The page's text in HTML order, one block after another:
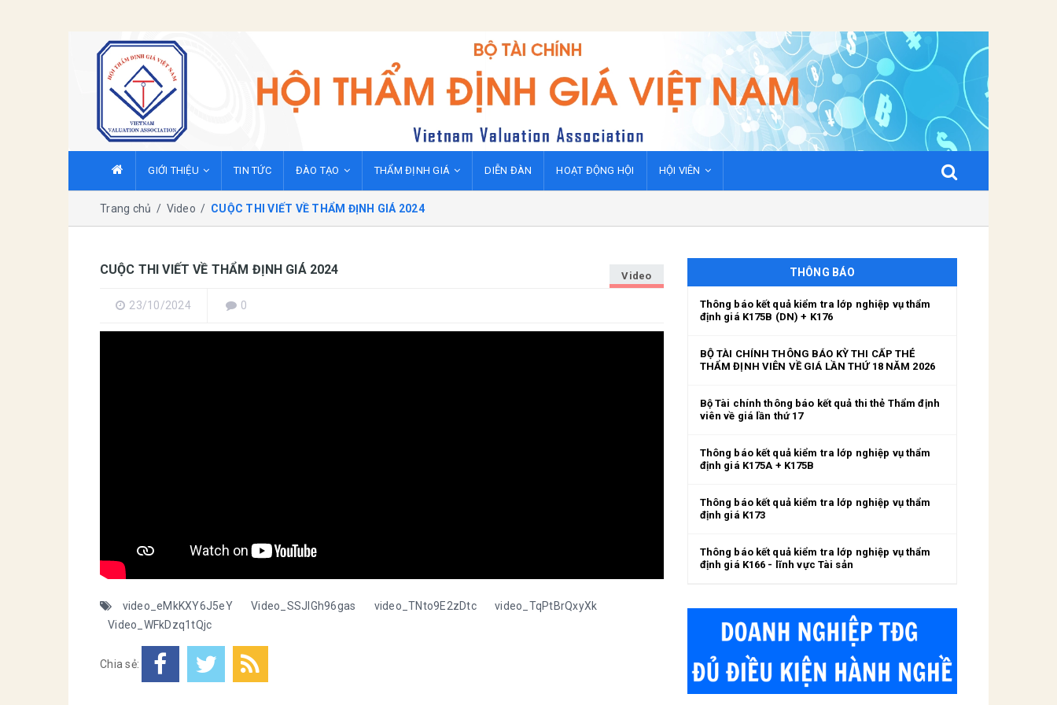
GIỚI THIỆU TIN TỨC ĐÀO TẠO THẨM ĐỊNH GIÁ DIỄN ĐÀN HOẠT ĐỘNG HỘI HỘI VIÊN
Trang chủ / Video / CUỘC THI VIẾT VỀ THẨM ĐỊNH GIÁ 2024
CUỘC THI VIẾT VỀ THẨM ĐỊNH GIÁ 2024 Video
23/10/2024 0
video_eMkKXY6J5eY Video_SSJlGh96gas video_TNto9E2zDtc
video_TqPtBrQxyXk
Video_WFkDzq1tQjc
Chia sẻ:
THÔNG BÁO
Thông báo kết quả kiểm tra lớp nghiệp vụ thẩm
định giá K175B (DN) + K176
BỘ TÀI CHÍNH THÔNG BÁO KỲ THI CẤP THẺ
THẨM ĐỊNH VIÊN VỀ GIÁ LẦN THỨ 18 NĂM 2026
Bộ Tài chính thông báo kết quả thi thẻ Thẩm định
viên về giá lần thứ 17
Thông báo kết quả kiểm tra lớp nghiệp vụ thẩm
định giá K175A + K175B
Thông báo kết quả kiểm tra lớp nghiệp vụ thẩm
định giá K173
Thông báo kết quả kiểm tra lớp nghiệp vụ thẩm
định giá K166 - lĩnh vực Tài sản